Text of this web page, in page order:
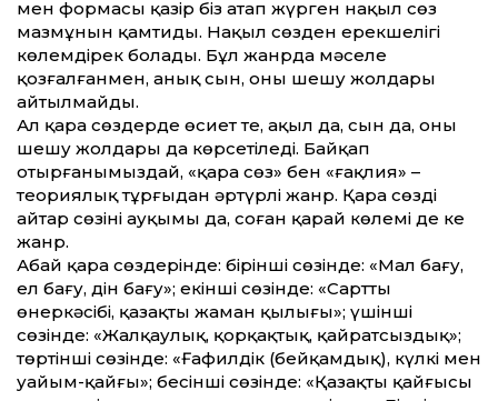
мен формасы қазір біз атап жүрген нақыл сөз
мазмұнын қамтиды. Нақыл сөзден ерекшелігі
көлемдірек болады. Бұл жанрда мәселе
қозғалғанмен, анық сын, оны шешу жолдары
айтылмайды.
Ал қара сөздерде өсиет те, ақыл да, сын да, оның
шешу жолдары да көрсетіледі. Байқап
отырғанымыздай, «қара сөз» бен «ғақлия» –
теориялық тұрғыдан әртүрлі жанр. Қара сөздің
айтар сөзінің ауқымы да, соған қарай көлемі де кең
жанр.
Абай қара сөздерінде: бірінші сөзінде: «Мал бағу,
ел бағу, дін бағу»; екінші сөзінде: «Сарт­тың
өнеркәсібі, қазақтың жаман қылығы»; үшінші
сөзінде: «Жалқаулық, қорқақтық, қайратсыздық»;
төртінші сөзінде: «Ғафилдік (бейқамдық), күлкі мен
уайым-қайғы»; бесінші сөзінде: «Қазақтың қайғысы